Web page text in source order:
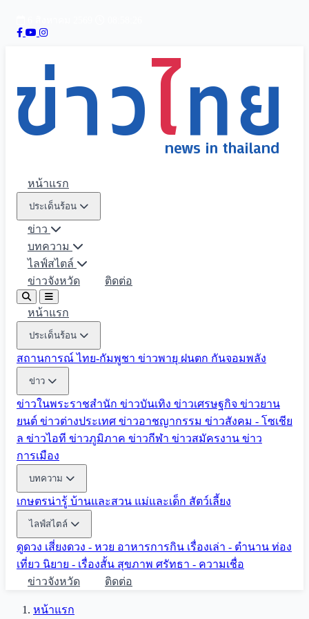
หน้าแรก
ประเด็นร้อน
ข่าว
บทความ
ไลฟ์สไตล์
ข่าวจังหวัด
ติดต่อ
หน้าแรก
ประเด็นร้อน
สถานการณ์ ไทย-กัมพูชา ข่าวพายุ ฝนตก กันจอมพลัง
ข่าว
ข่าวในพระราชสำนัก ข่าวบันเทิง ข่าวเศรษฐกิจ ข่าวยาน
ยนต์ ข่าวต่างประเทศ ข่าวอาชญากรรม ข่าวสังคม - โซเชีย
ล ข่าวไอที ข่าวภูมิภาค ข่าวกีฬา ข่าวสมัครงาน ข่าว
การเมือง
บทความ
เกษตรน่ารู้ บ้านและสวน แม่และเด็ก สัตว์เลี้ยง
ไลฟ์สไตล์
ดูดวง เสี่ยงดวง - หวย อาหารการกิน เรื่องเล่า - ตำนาน ท่อง
เที่ยว นิยาย - เรื่องสั้น สุขภาพ ศรัทธา - ความเชื่อ
ข่าวจังหวัด
ติดต่อ
หน้าแรก